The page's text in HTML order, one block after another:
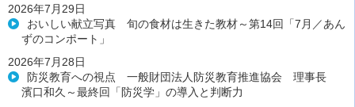
2026年7月29日
おいしい献立写真 旬の食材は生きた教材～第14回「7月／あん
ずのコンポート」
2026年7月28日
防災教育への視点 一般財団法人防災教育推進協会 理事長
濱口和久～最終回「防災学」の導入と判断力